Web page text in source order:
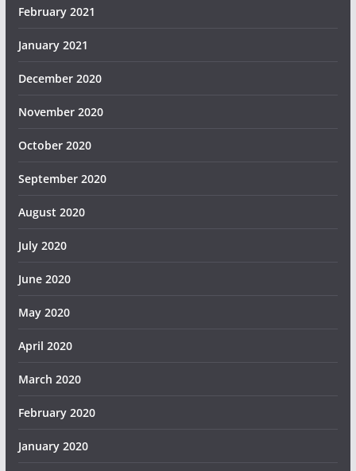
February 2021
January 2021
December 2020
November 2020
October 2020
September 2020
August 2020
July 2020
June 2020
May 2020
April 2020
March 2020
February 2020
January 2020